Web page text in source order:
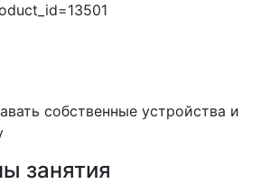
собственные устройства и
занятия